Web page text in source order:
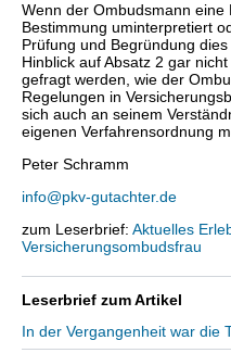
Wenn der Ombudsmann eine
Bestimmung uminterpretiert
Prüfung und Begründung
Hinblick auf Absatz 2 gar
gefragt werden, wie der
Regelungen in
sich auch an seinem
eigenen Verfahrensordnung
Peter Schramm
info@pkv-gutachter.de
zum Leserbrief: Aktuelles
Versicherungsombudsfrau
Leserbrief zum Artikel
In der Vergangenheit war die